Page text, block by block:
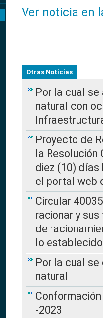
Ver noticia en
Otras Noticias
Por la cual
natural con
Proyecto de
la Resolución
diez (10) días
el portal web
Circular
racionar y
de
lo
Por la cual
natural
-2023